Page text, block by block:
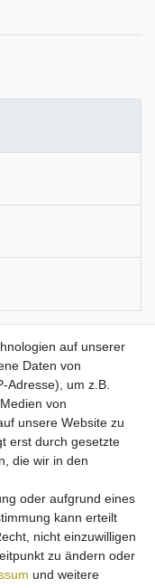
A39, C300, C321,
V66.OrangeLe
diesem Akku-Typ!
Ladegerät
Kurzschluss
auf unserer
Daten von
Adresse), um z.B.
von
unsere Website zu
erst durch gesetzte
die wir in den
oder aufgrund eines
kann erteilt
nicht einzuwilligen
zu ändern oder
und weitere